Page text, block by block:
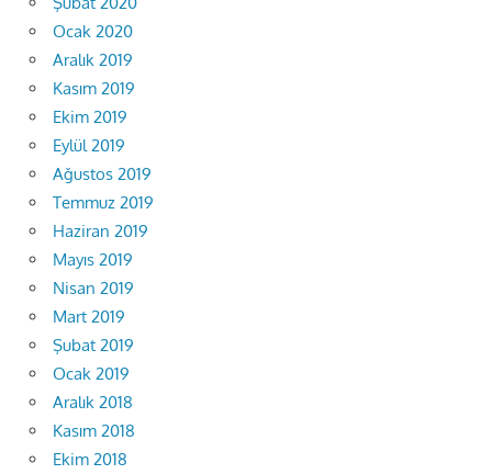
Ocak 2020
Aralık 2019
Kasım 2019
Ekim 2019
Eylül 2019
Ağustos 2019
Temmuz 2019
Haziran 2019
Mayıs 2019
Nisan 2019
Mart 2019
Şubat 2019
Ocak 2019
Aralık 2018
Kasım 2018
Ekim 2018